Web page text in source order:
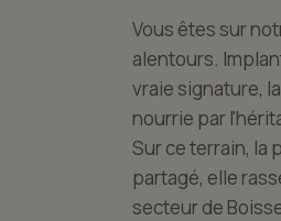
Vous êtes sur
alentours.
vraie signature,
nourrie par
Sur ce terrain, la
partagé, elle
secteur de